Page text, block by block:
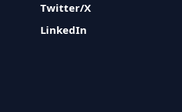
Twitter/X
LinkedIn